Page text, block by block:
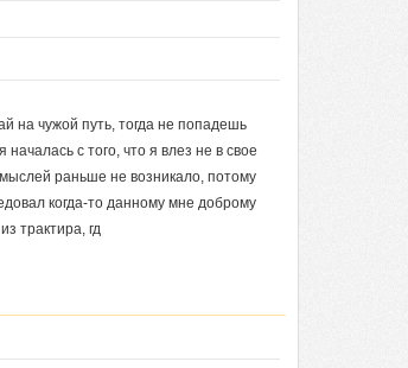
чужой путь, тогда не попадешь
с того, что я влез не в свое
раньше не возникало, потому
когда‑то данному мне доброму
трактира, гд